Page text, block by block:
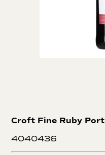
Croft Fine Ruby Port
4040436